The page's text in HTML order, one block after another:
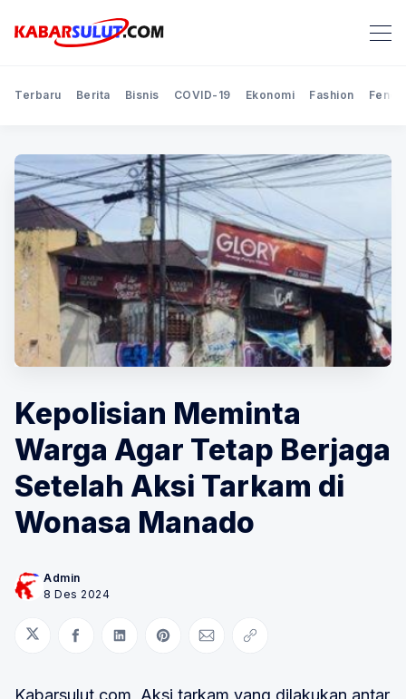
Terbaru Berita Bisnis COVID-19 Ekonomi Fashion
Kepolisian Meminta
Warga Agar Tetap Berjaga
Setelah Aksi Tarkam di
Wonasa Manado
Admin
8 Des 2024
Bagikan di Twitter
Bagikan di Facebook
Bagikan di LinkedIn
Bagikan di Pinterest
Bagikan melalui Email
Salin tautan
Kabarsulut.com, Aksi tarkam yang dilakukan antar